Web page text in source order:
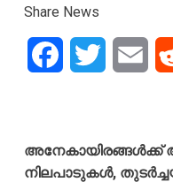
Share News
FacebookTwitter
അനേകായിരങ്ങള്‍ക്ക്
നിലപാടുകള്‍,